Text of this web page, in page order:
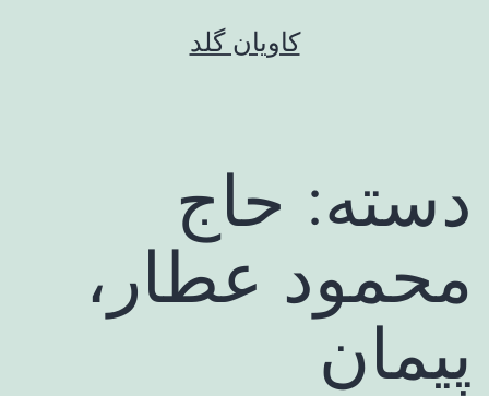
کاویان گلد
دسته: حاج
محمود عطار،
پیمان